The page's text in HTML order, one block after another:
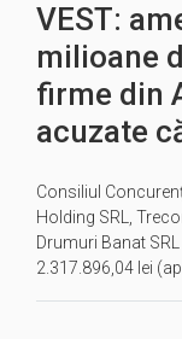
VEST:
milioane
firme din
acuzate
Consiliul
Holding SRL,
Drumuri Banat
2.317.896,04 lei